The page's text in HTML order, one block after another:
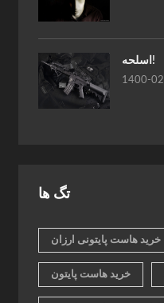
اسلحه!
1400-
تگ ها
خرید هاست پایتونی ارزان
خرید هاست پایتون